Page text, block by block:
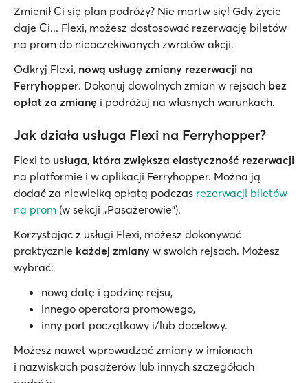
Zmienił Ci się plan podróży? Nie martw się! Gdy życie
daje Ci... Flexi, możesz dostosować rezerwację biletów
na prom do nieoczekiwanych zwrotów akcji.
Odkryj Flexi, nową usługę zmiany rezerwacji na
Ferryhopper. Dokonuj dowolnych zmian w rejsach bez
opłat za zmianę i podróżuj na własnych warunkach.
Jak działa usługa Flexi na Ferryhopper?
Flexi to usługa, która zwiększa elastyczność rezerwacji
na platformie i w aplikacji Ferryhopper. Można ją
dodać za niewielką opłatą podczas rezerwacji biletów
na prom (w sekcji „Pasażerowie”).
Korzystając z usługi Flexi, możesz dokonywać
praktycznie każdej zmiany w swoich rejsach. Możesz
wybrać:
nową datę i godzinę rejsu,
innego operatora promowego,
inny port początkowy i/lub docelowy.
Możesz nawet wprowadzać zmiany w imionach
i nazwiskach pasażerów lub innych szczegółach